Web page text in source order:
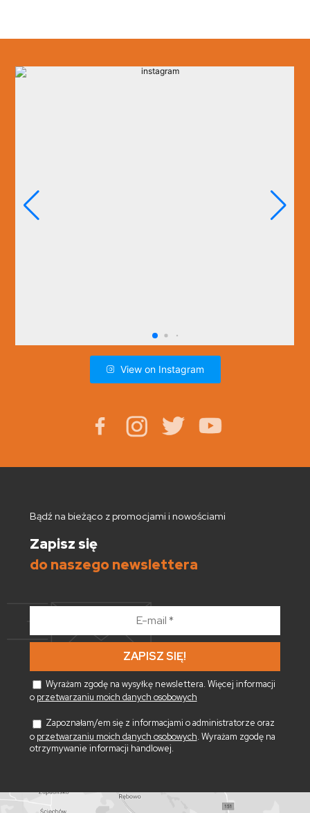
View on Instagram
Bądź na bieżąco z promocjami i nowościami
Zapisz się
do naszego newslettera
*
Wyrażam zgodę na wysyłkę newslettera. Więcej informacji
o przetwarzaniu moich danych osobowych
Zapoznałam/em się z informacjami o administratorze oraz
o przetwarzaniu moich danych osobowych. Wyrażam zgodę na
otrzymywanie informacji handlowej.